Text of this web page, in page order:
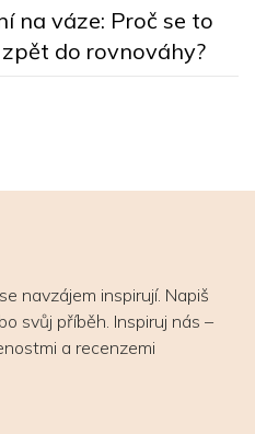
na váze: Proč se to
do rovnováhy?
navzájem inspirují. Napiš
svůj příběh. Inspiruj nás –
a recenzemi